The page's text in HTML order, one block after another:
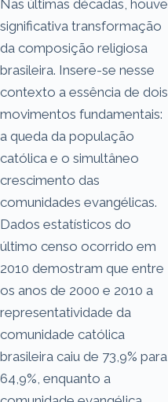
Nas últimas décadas, houve
significativa transformação
da composição religiosa
brasileira. Insere-se nesse
contexto a essência de dois
movimentos fundamentais:
a queda da população
católica e o simultâneo
crescimento das
comunidades evangélicas.
Dados estatísticos do
último censo ocorrido em
2010 demostram que entre
os anos de 2000 e 2010 a
representatividade da
comunidade católica
brasileira caiu de 73,9% para
64,9%, enquanto a